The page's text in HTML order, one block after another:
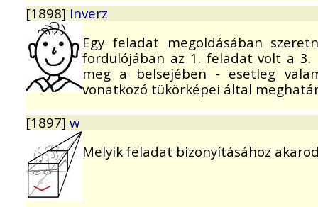
[1898] Inverz
Egy feladat megoldásában
fordulójában az 1. feladat volt a 3.
meg a belsejében - esetleg
vonatkozó tükörképei által
[1897] w
Melyik feladat bizonyításához